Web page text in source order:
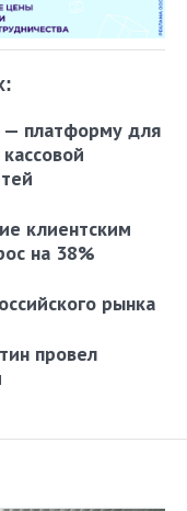
платформу для
клиентским
на 38%
рынка
провел